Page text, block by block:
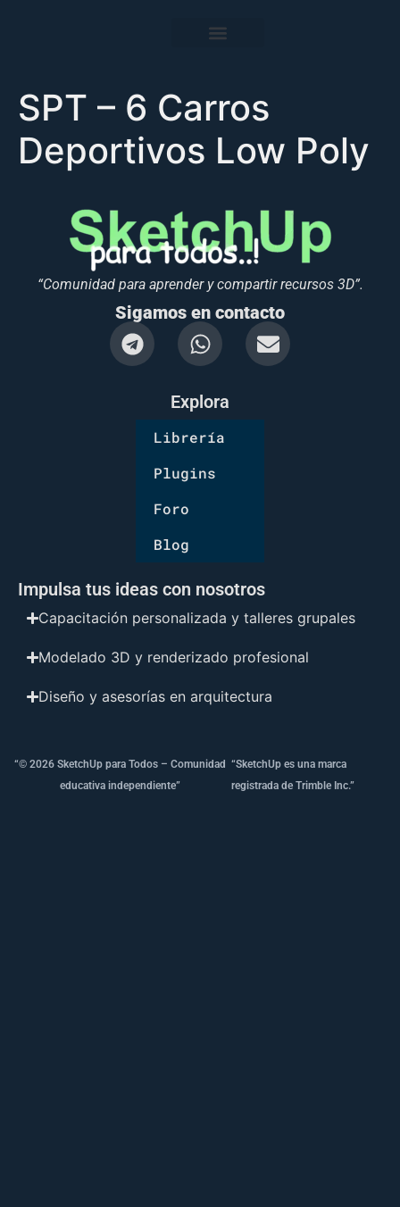
SPT – 6 Carros
Deportivos Low Poly
“Comunidad para aprender y compartir recursos 3D”.
Sigamos en contacto
Explora
Librería
Plugins
Foro
Blog
Impulsa tus ideas con nosotros
Capacitación personalizada y talleres grupales
Modelado 3D y renderizado profesional
Diseño y asesorías en arquitectura
“© 2026 SketchUp para Todos – Comunidad
educativa independiente”
“SketchUp es una marca
registrada de Trimble Inc.”